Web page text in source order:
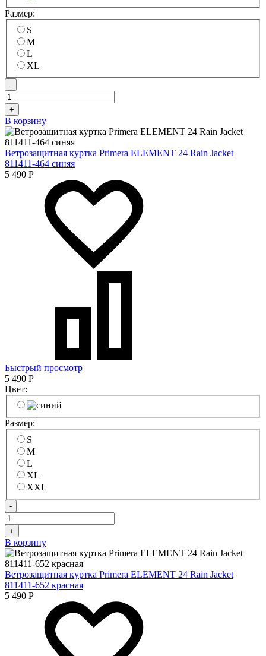
Размер:
S
M
L
XL
-
+
В корзину
Ветрозащитная куртка Primera ELEMENT 24 Rain Jacket
811411-464 синяя
5 490 Р
Быстрый просмотр
5 490 Р
Цвет:
Размер:
S
M
L
XL
XXL
-
+
В корзину
Ветрозащитная куртка Primera ELEMENT 24 Rain Jacket
811411-652 красная
5 490 Р